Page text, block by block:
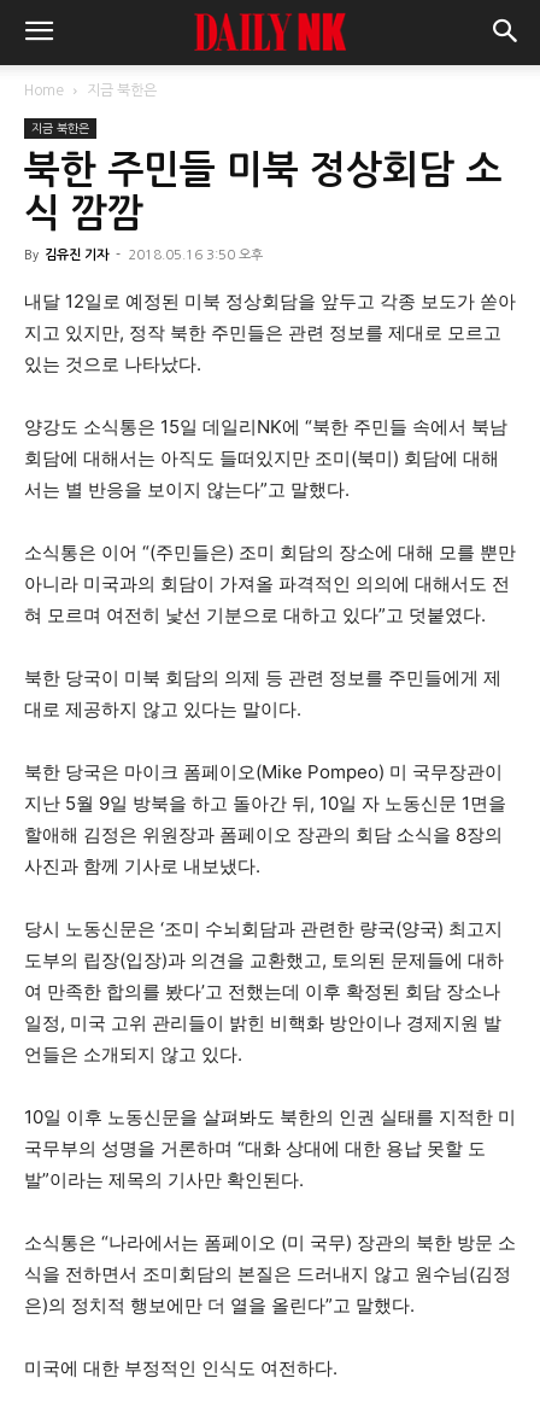
Home 지금 북한은
지금 북한은
북한 주민들 미북 정상회담 소
식 깜깜
By 김유진 기자 - 2018.05.16 3:50 오후
내달 12일로 예정된 미북 정상회담을 앞두고 각종 보도가 쏟아
지고 있지만, 정작 북한 주민들은 관련 정보를 제대로 모르고
있는 것으로 나타났다.
양강도 소식통은 15일 데일리NK에 “북한 주민들 속에서 북남
회담에 대해서는 아직도 들떠있지만 조미(북미) 회담에 대해
서는 별 반응을 보이지 않는다”고 말했다.
소식통은 이어 “(주민들은) 조미 회담의 장소에 대해 모를 뿐만
아니라 미국과의 회담이 가져올 파격적인 의의에 대해서도 전
혀 모르며 여전히 낯선 기분으로 대하고 있다”고 덧붙였다.
북한 당국이 미북 회담의 의제 등 관련 정보를 주민들에게 제
대로 제공하지 않고 있다는 말이다.
북한 당국은 마이크 폼페이오(Mike Pompeo) 미 국무장관이
지난 5월 9일 방북을 하고 돌아간 뒤, 10일 자 노동신문 1면을
할애해 김정은 위원장과 폼페이오 장관의 회담 소식을 8장의
사진과 함께 기사로 내보냈다.
당시 노동신문은 ‘조미 수뇌회담과 관련한 량국(양국) 최고지
도부의 립장(입장)과 의견을 교환했고, 토의된 문제들에 대하
여 만족한 합의를 봤다’고 전했는데 이후 확정된 회담 장소나
일정, 미국 고위 관리들이 밝힌 비핵화 방안이나 경제지원 발
언들은 소개되지 않고 있다.
10일 이후 노동신문을 살펴봐도 북한의 인권 실태를 지적한 미
국무부의 성명을 거론하며 “대화 상대에 대한 용납 못할 도
발”이라는 제목의 기사만 확인된다.
소식통은 “나라에서는 폼페이오 (미 국무) 장관의 북한 방문 소
식을 전하면서 조미회담의 본질은 드러내지 않고 원수님(김정
은)의 정치적 행보에만 더 열을 올린다”고 말했다.
미국에 대한 부정적인 인식도 여전하다.